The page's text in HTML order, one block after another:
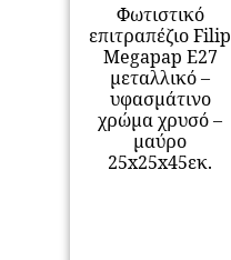
Φωτιστικό
επιτραπέζιο Filip
Megapap E27
μεταλλικό –
υφασμάτινο
χρώμα χρυσό –
μαύρο
25x25x45εκ.